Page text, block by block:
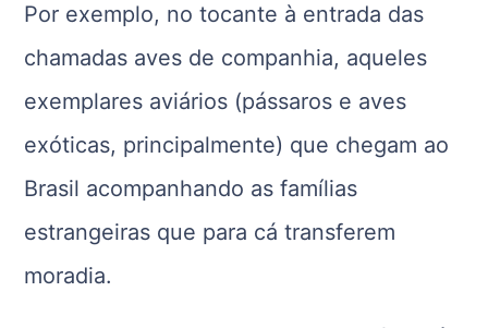
Por exemplo, no tocante à entrada das
chamadas aves de companhia, aqueles
exemplares aviários (pássaros e aves
exóticas, principalmente) que chegam ao
Brasil acompanhando as famílias
estrangeiras que para cá transferem
moradia.